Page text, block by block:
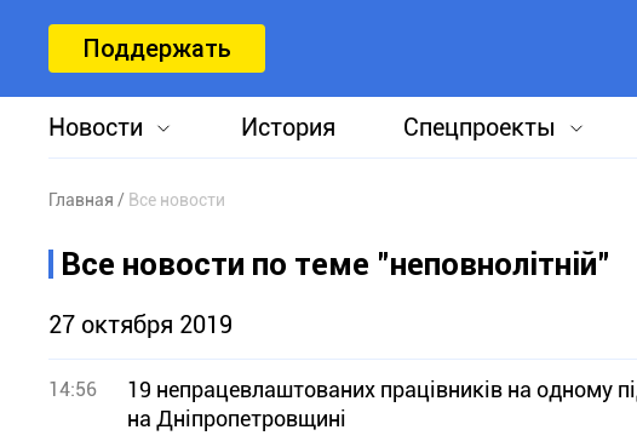
Поддержать
Новости История Спецпроекты
Главная Все новости
Все новости по теме "неповнолітній"
27 октября 2019
14:56
19 непрацевлаштованих працівників на одному
на Дніпропетровщині